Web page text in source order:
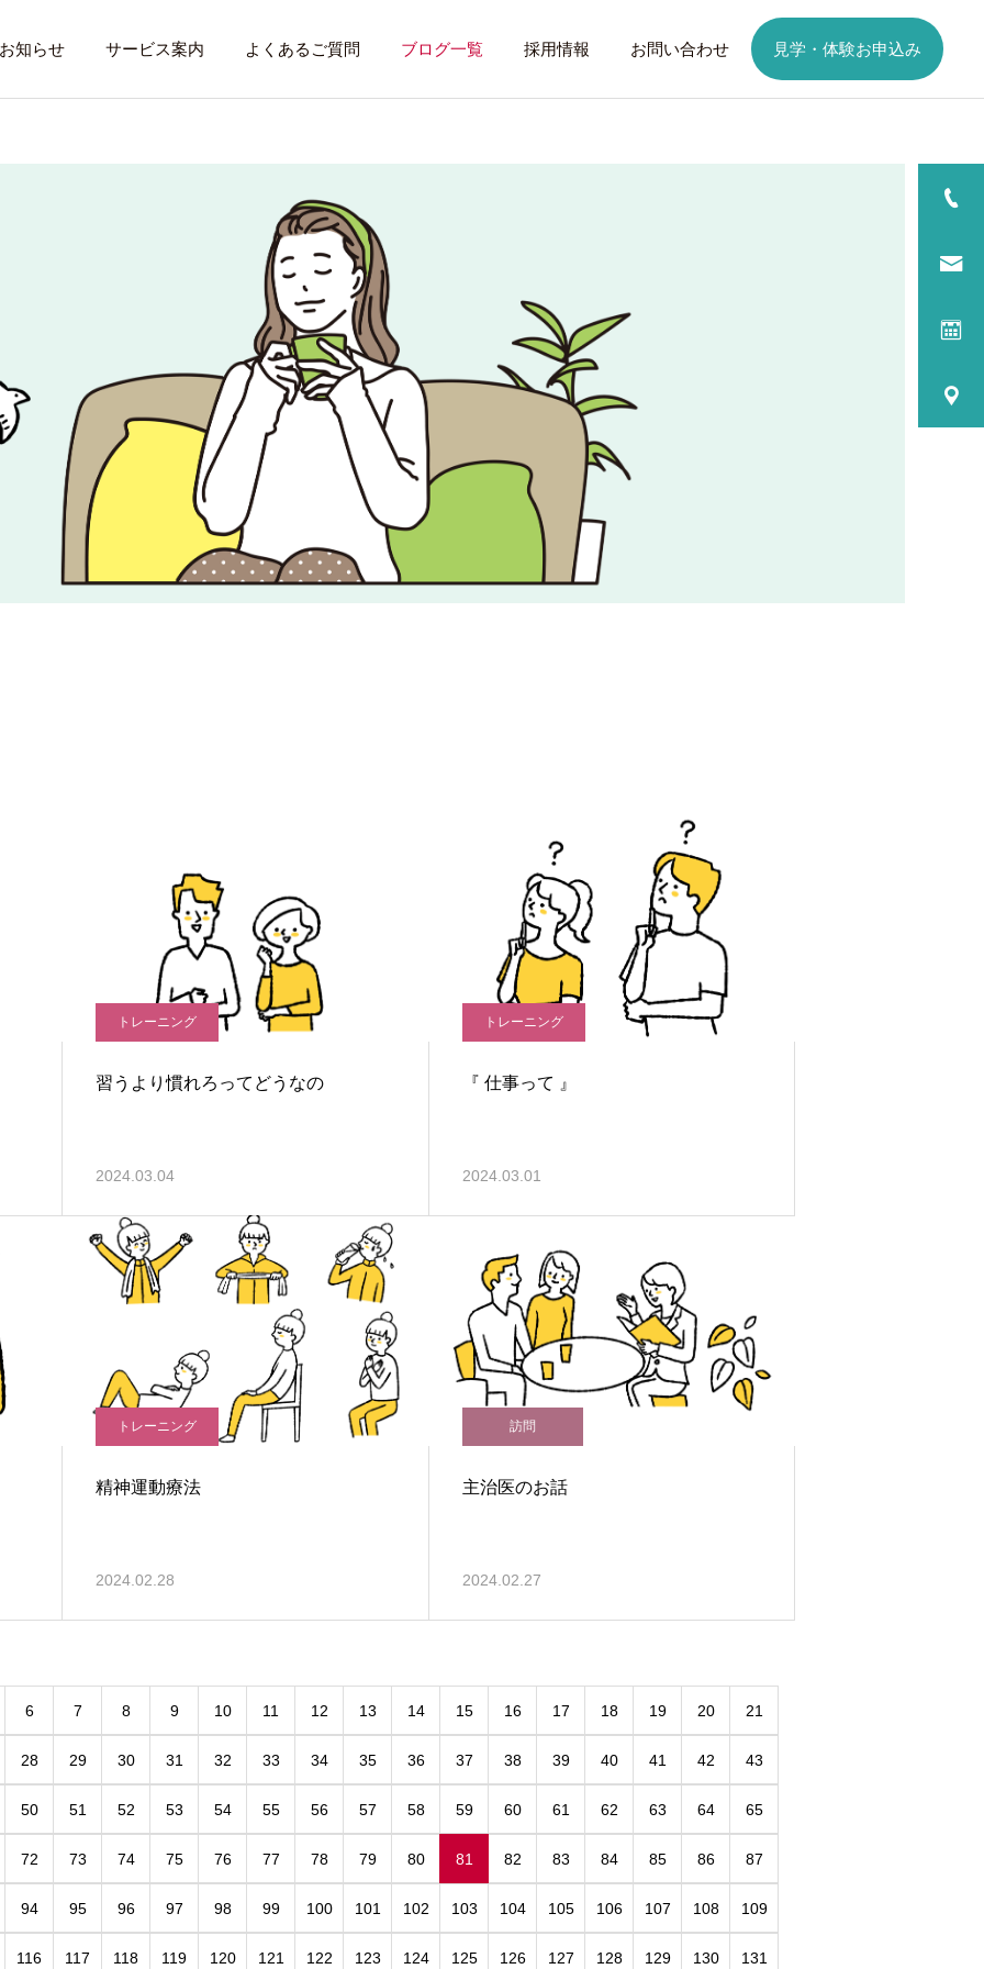
お知らせ サービス案内 よくあるご質問 ブログ一覧 採用情報 お問い合わせ 見学・体験お申込み
詳細を見る
利用者のある１日
就労先・実習先 見学・体験する
話したいこと
社会資源を味方に 歩くことは幸せに
トレーニング
習うより慣れろってどうなの
2024.03.04
トレーニング
『 仕事って 』
2024.03.01
トレーニング
精神運動療法
2024.02.28
訪問
主治医のお話
2024.02.27
6 7 8 9 10 11 12 13 14 15 16 17 18 19 20 21
28 29 30 31 32 33 34 35 36 37 38 39 40 41 42 43
50 51 52 53 54 55 56 57 58 59 60 61 62 63 64 65
72 73 74 75 76 77 78 79 80 81 82 83 84 85 86 87
94 95 96 97 98 99 100 101 102 103 104 105 106 107 108 109
116 117 118 119 120 121 122 123 124 125 126 127 128 129 130 131